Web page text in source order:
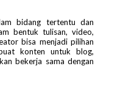
bidang tertentu dan
bentuk tulisan, video,
bisa menjadi pilihan
konten untuk blog,
bekerja sama dengan